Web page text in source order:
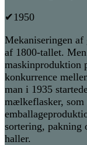
✔1950
Mekaniseringen
af 1800-tallet.
maskinproduktion
konkurrence
man i 1935
mælkeflasker,
sortering, pakning
haller.